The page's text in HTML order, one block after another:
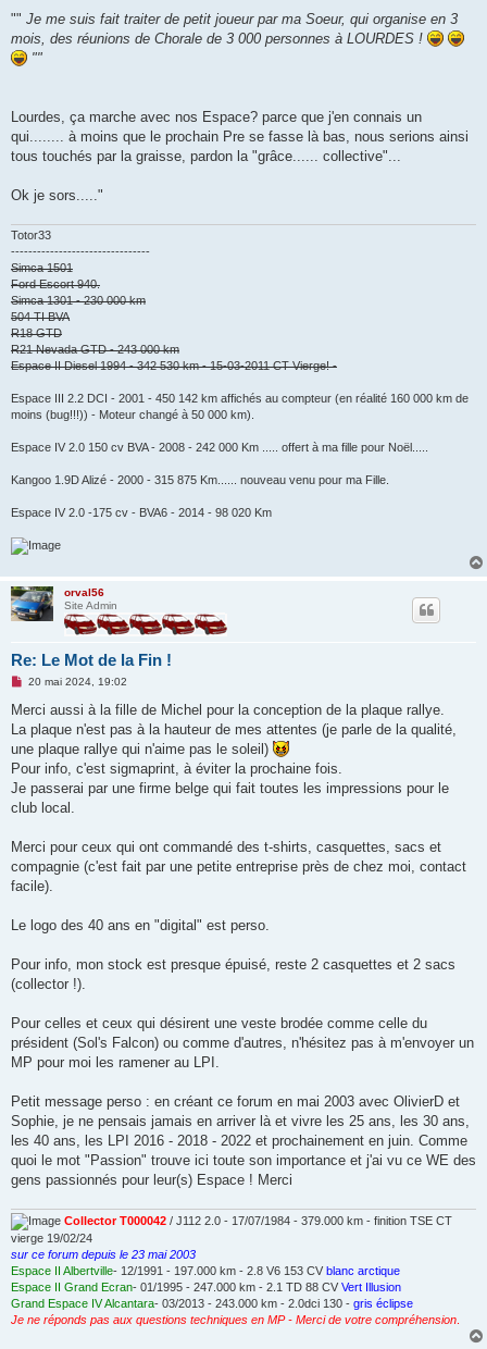
a
g
e
l
u
"" Je me suis fait traiter de petit joueur par ma Soeur, qui organise en 3
mois, des réunions de Chorale de 3 000 personnes à LOURDES !
""
Lourdes, ça marche avec nos Espace? parce que j'en connais un
qui........ à moins que le prochain Pre se fasse là bas, nous serions ainsi
tous touchés par la graisse, pardon la "grâce...... collective"...
Ok je sors....."
Totor33
--------------------------------
Simca 1501
Ford Escort 940.
Simca 1301 - 230 000 km
504 TI BVA
R18 GTD
R21 Nevada GTD - 243 000 km
Espace II Diesel 1994 - 342 530 km - 15-03-2011 CT Vierge! -
Espace III 2.2 DCI - 2001 - 450 142 km affichés au compteur (en réalité 160 000 km de
moins (bug!!!)) - Moteur changé à 50 000 km).
Espace IV 2.0 150 cv BVA - 2008 - 242 000 Km ..... offert à ma fille pour Noël.....
Kangoo 1.9D Alizé - 2000 - 315 875 Km...... nouveau venu pour ma Fille.
Espace IV 2.0 -175 cv - BVA6 - 2014 - 98 020 Km
orval56
Site Admin
Re: Le Mot de la Fin !
M
s
a
g
n
o
l
20 mai 2024, 19:02
Merci aussi à la fille de Michel pour la conception de la plaque rallye.
La plaque n'est pas à la hauteur de mes attentes (je parle de la qualité,
une plaque rallye qui n'aime pas le soleil)
Pour info, c'est sigmaprint, à éviter la prochaine fois.
Je passerai par une firme belge qui fait toutes les impressions pour le
club local.
Merci pour ceux qui ont commandé des t-shirts, casquettes, sacs et
compagnie (c'est fait par une petite entreprise près de chez moi, contact
facile).
Le logo des 40 ans en "digital" est perso.
Pour info, mon stock est presque épuisé, reste 2 casquettes et 2 sacs
(collector !).
Pour celles et ceux qui désirent une veste brodée comme celle du
président (Sol's Falcon) ou comme d'autres, n'hésitez pas à m'envoyer un
MP pour moi les ramener au LPI.
Petit message perso : en créant ce forum en mai 2003 avec OlivierD et
Sophie, je ne pensais jamais en arriver là et vivre les 25 ans, les 30 ans,
les 40 ans, les LPI 2016 - 2018 - 2022 et prochainement en juin. Comme
quoi le mot "Passion" trouve ici toute son importance et j'ai vu ce WE des
gens passionnés pour leur(s) Espace ! Merci
Collector T000042 / J112 2.0 - 17/07/1984 - 379.000 km - finition TSE CT
vierge 19/02/24
sur ce forum depuis le 23 mai 2003
Espace II Albertville- 12/1991 - 197.000 km - 2.8 V6 153 CV blanc arctique
Espace II Grand Ecran- 01/1995 - 247.000 km - 2.1 TD 88 CV Vert Illusion
Grand Espace IV Alcantara- 03/2013 - 243.000 km - 2.0dci 130 - gris éclipse
Je ne réponds pas aux questions techniques en MP - Merci de votre compréhension